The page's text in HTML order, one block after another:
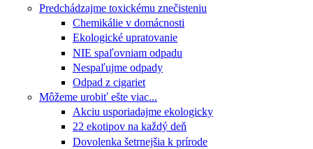
Predchádzajme toxickému znečisteniu
Chemikálie v domácnosti
Ekologické upratovanie
NIE spaľovniam odpadu
Nespaľujme odpady
Odpad z cigariet
Môžeme urobiť ešte viac...
Akciu usporiadajme ekologicky
22 ekotipov na každý deň
Dovolenka šetrnejšia k prírode